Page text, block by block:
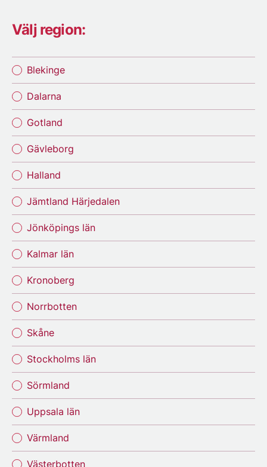
Välj region:
Blekinge
Dalarna
Gotland
Gävleborg
Halland
Jämtland Härjedalen
Jönköpings län
Kalmar län
Kronoberg
Norrbotten
Skåne
Stockholms län
Sörmland
Uppsala län
Värmland
Västerbotten